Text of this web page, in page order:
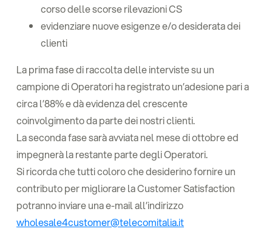
corso delle scorse rilevazioni CS
evidenziare nuove esigenze e/o desiderata dei
clienti
La prima fase di raccolta delle interviste su un
campione di Operatori ha registrato un’adesione pari a
circa l’88% e dà evidenza del crescente
coinvolgimento da parte dei nostri clienti.
La seconda fase sarà avviata nel mese di ottobre ed
impegnerà la restante parte degli Operatori.
Si ricorda che tutti coloro che desiderino fornire un
contributo per migliorare la Customer Satisfaction
potranno inviare una e-mail all’indirizzo
wholesale4customer@telecomitalia.it